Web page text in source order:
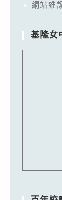
網站維
基隆女